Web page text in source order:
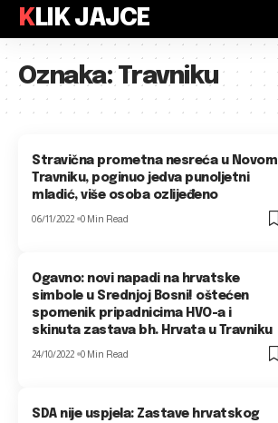
KLIK JAJCE
Oznaka:Travniku
Stravična prometna nesreća u Novom
Travniku, poginuo jedva punoljetni
mladić, više osoba ozlijeđeno
06/11/2022 0 Min Read
Ogavno: novi napadi na hrvatske
simbole u Srednjoj Bosni! oštećen
spomenik pripadnicima HVO-a i
skinuta zastava bh. Hrvata u Travniku
24/10/2022 0 Min Read
SDA nije uspjela: Zastave hrvatskog